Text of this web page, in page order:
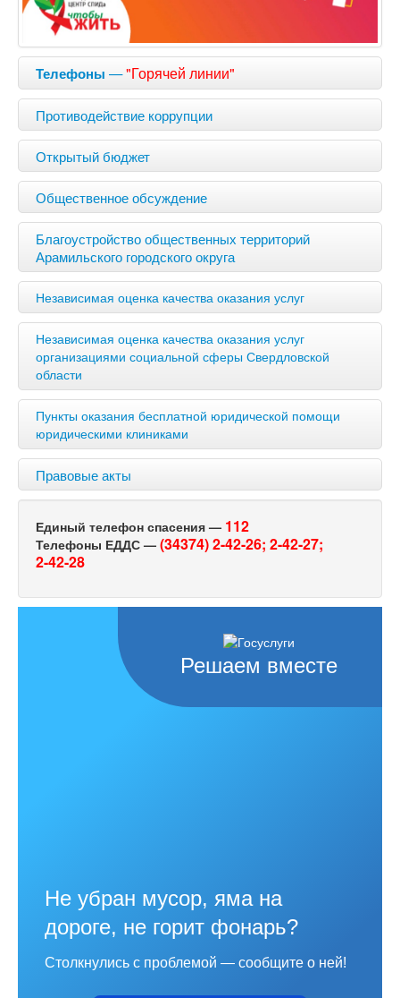
Телефоны —"Горячей линии"
Противодействие коррупции
Открытый бюджет
Общественное обсуждение
Благоустройство общественных территорий
Арамильского городского округа
Независимая оценка качества оказания услуг
Независимая оценка качества оказания услуг
организациями социальной сферы Свердловской
области
Пункты оказания бесплатной юридической помощи
юридическими клиниками
Правовые акты
Единый телефон спасения — 112
Телефоны ЕДДС — (34374) 2-42-26; 2-42-27;
2-42-28
Решаем вместе
Не убран мусор, яма на
дороге, не горит фонарь?
Столкнулись с проблемой — сообщите о ней!